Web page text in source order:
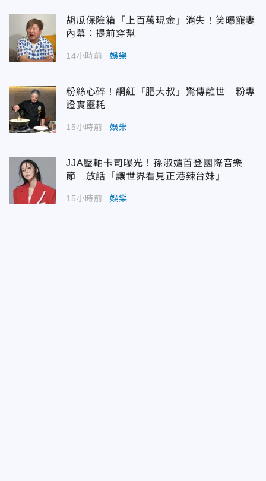
胡瓜保險箱「上百萬現金」消失！笑曝寵妻
內幕：提前穿幫
14小時前 娛樂
粉絲心碎！網紅「肥大叔」驚傳離世 粉專
證實噩耗
15小時前 娛樂
JJA壓軸卡司曝光！孫淑媚首登國際音樂
節 放話「讓世界看見正港辣台妹」
15小時前 娛樂